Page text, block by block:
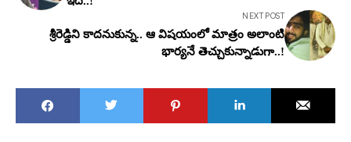
NEXT POST
శ్రీరెడ్డిని కాదనుకున్న.. ఆ విషయంలో మాత్రం అలాంటి
భార్యనే తెచ్చుకున్నాడుగా..!